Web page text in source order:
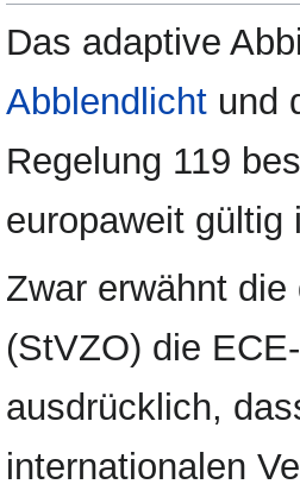
Das adaptive
Abblendlicht und
Regelung 119
europaweit gültig
Zwar erwähnt
(StVZO) die
ausdrücklich,
internationalen